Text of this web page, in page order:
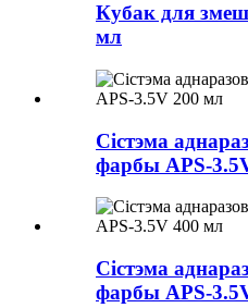
Кубак для
мл
Сістэма
фарбы APS-
Сістэма
фарбы APS-